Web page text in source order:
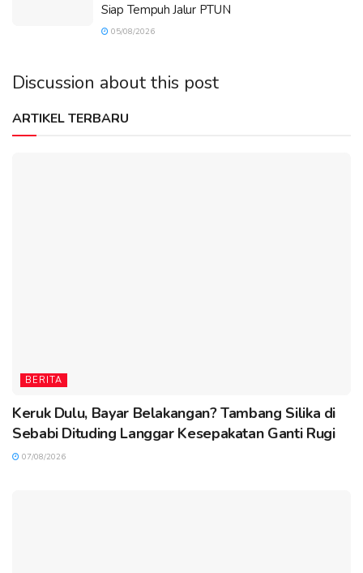
Siap Tempuh Jalur PTUN
05/08/2026
Discussion about this post
ARTIKEL TERBARU
BERITA
Keruk Dulu, Bayar Belakangan? Tambang Silika di
Sebabi Dituding Langgar Kesepakatan Ganti Rugi
07/08/2026